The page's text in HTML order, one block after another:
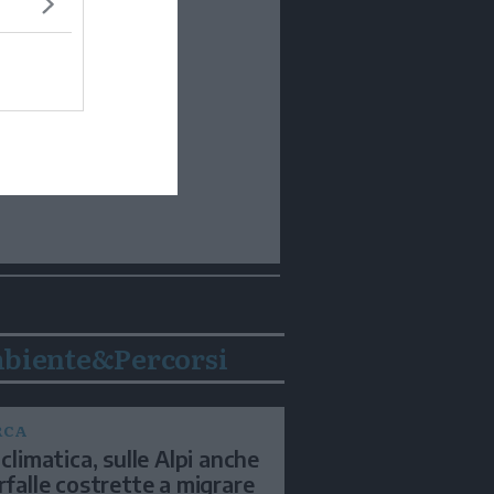
sulle Alpi anche
costrette a migrare